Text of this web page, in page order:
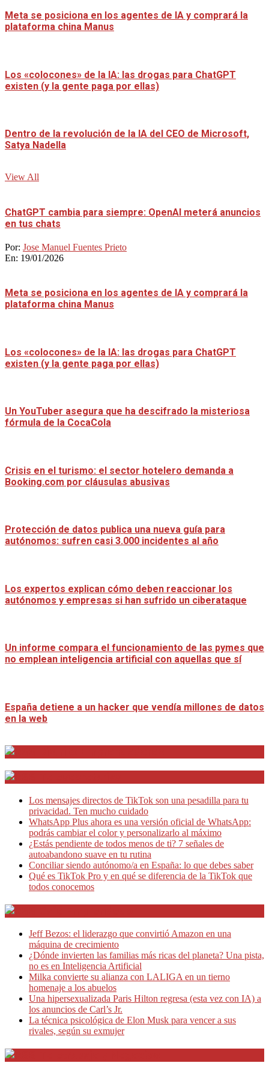
Meta se posiciona en los agentes de IA y comprará la
plataforma china Manus
Los «colocones» de la IA: las drogas para ChatGPT
existen (y la gente paga por ellas)
Dentro de la revolución de la IA del CEO de Microsoft,
Satya Nadella
View All
ChatGPT cambia para siempre: OpenAI meterá anuncios
en tus chats
Por: Jose Manuel Fuentes Prieto
En: 19/01/2026
Meta se posiciona en los agentes de IA y comprará la
plataforma china Manus
Los «colocones» de la IA: las drogas para ChatGPT
existen (y la gente paga por ellas)
Un YouTuber asegura que ha descifrado la misteriosa
fórmula de la CocaCola
Crisis en el turismo: el sector hotelero demanda a
Booking.com por cláusulas abusivas
Protección de datos publica una nueva guía para
autónomos: sufren casi 3.000 incidentes al año
Los expertos explican cómo deben reaccionar los
autónomos y empresas si han sufrido un ciberataque
Un informe compara el funcionamiento de las pymes que
no emplean inteligencia artificial con aquellas que sí
España detiene a un hacker que vendía millones de datos
en la web
Los mensajes directos de TikTok son una pesadilla para tu
privacidad. Ten mucho cuidado
WhatsApp Plus ahora es una versión oficial de WhatsApp:
podrás cambiar el color y personalizarlo al máximo
¿Estás pendiente de todos menos de ti? 7 señales de
autoabandono suave en tu rutina
Conciliar siendo autónomo/a en España: lo que debes saber
Qué es TikTok Pro y en qué se diferencia de la TikTok que
todos conocemos
Jeff Bezos: el liderazgo que convirtió Amazon en una
máquina de crecimiento
¿Dónde invierten las familias más ricas del planeta? Una pista,
no es en Inteligencia Artificial
Milka convierte su alianza con LALIGA en un tierno
homenaje a los abuelos
Una hipersexualizada Paris Hilton regresa (esta vez con IA) a
los anuncios de Carl’s Jr.
La técnica psicológica de Elon Musk para vencer a sus
rivales, según su exmujer